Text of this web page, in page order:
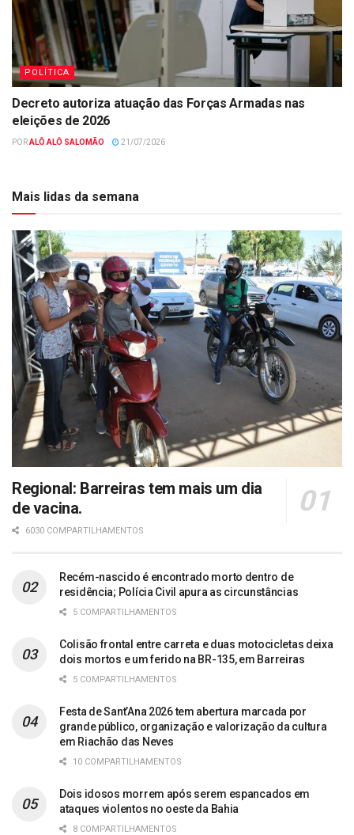
POLÍTICA
Decreto autoriza atuação das Forças Armadas nas
eleições de 2026
PORALÔ ALÔ SALOMÃO 21/07/2026
Mais lidas da semana
Regional: Barreiras tem mais um dia
de vacina.
6030 COMPARTILHAMENTOS
Recém-nascido é encontrado morto dentro de
residência; Polícia Civil apura as circunstâncias
5 COMPARTILHAMENTOS
Colisão frontal entre carreta e duas motocicletas deixa
dois mortos e um ferido na BR-135, em Barreiras
5 COMPARTILHAMENTOS
Festa de Sant’Ana 2026 tem abertura marcada por
grande público, organização e valorização da cultura
em Riachão das Neves
10 COMPARTILHAMENTOS
Dois idosos morrem após serem espancados em
ataques violentos no oeste da Bahia
8 COMPARTILHAMENTOS